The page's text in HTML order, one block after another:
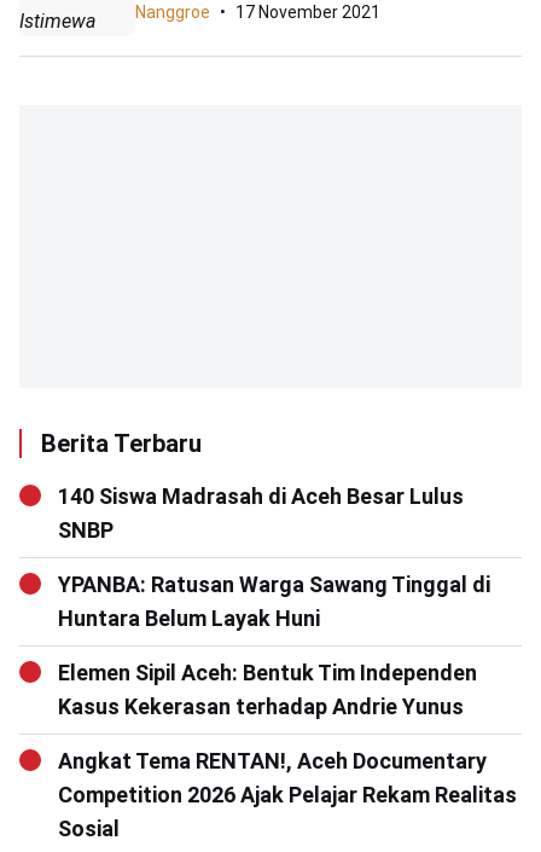
Istimewa Nanggroe 17 November 2021
Berita Terbaru
140 Siswa Madrasah di Aceh Besar Lulus
SNBP
YPANBA: Ratusan Warga Sawang Tinggal di
Huntara Belum Layak Huni
Elemen Sipil Aceh: Bentuk Tim Independen
Kasus Kekerasan terhadap Andrie Yunus
Angkat Tema RENTAN!, Aceh Documentary
Competition 2026 Ajak Pelajar Rekam Realitas
Sosial